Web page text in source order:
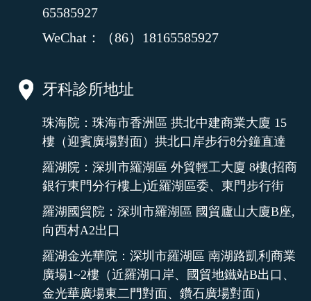
65585927
WeChat：（86）18165585927
牙科診所地址
珠海院：珠海市香洲區 拱北中建商業大廈 15
樓（迎賓廣場對面）拱北口岸步行8分鐘直達
羅湖院：深圳市羅湖區 外貿輕工大廈 8樓(招商
銀行東門分行樓上)近羅湖區委、東門步行街
羅湖國貿院：深圳市羅湖區 國貿廬山大廈B座,
向西村A2出口
羅湖金光華院：深圳市羅湖區 南湖路凱利商業
廣場1~2樓（近羅湖口岸、國貿地鐵站B出口、
金光華廣場東二門對面、鑽石廣場對面）